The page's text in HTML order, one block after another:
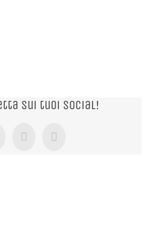
sui tuoi Social!
TumblrPinterest